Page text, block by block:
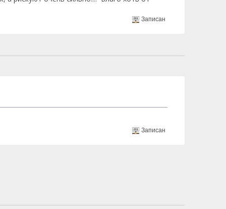
Записан
Записан